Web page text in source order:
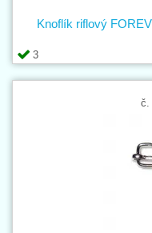
3
Knoflík riflový
č.